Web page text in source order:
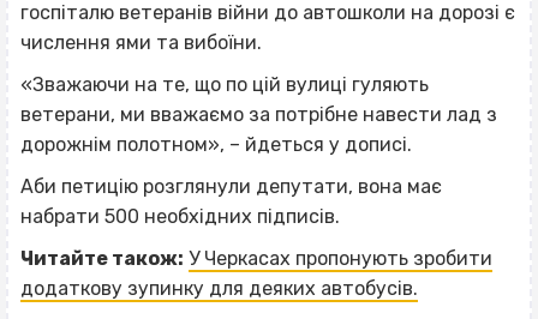
госпіталю ветеранів війни до автошколи на дорозі є
числення ями та вибоїни.
«Зважаючи на те, що по цій вулиці гуляють
ветерани, ми вважаємо за потрібне навести лад з
дорожнім полотном», – йдеться у дописі.
Аби петицію розглянули депутати, вона має
набрати 500 необхідних підписів.
Читайте також: У Черкасах пропонують зробити
додаткову зупинку для деяких автобусів.